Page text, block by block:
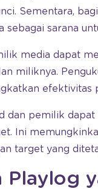
Sementara,
sebagai sarana
media dapat
miliknya.
efektivitas
dan pemilik
Ini
target yang
Playlog